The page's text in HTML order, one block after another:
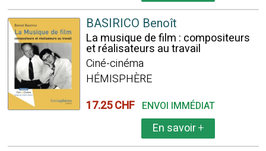
BASIRICO Benoît
La musique de film : compositeurs
et réalisateurs au travail
Ciné-cinéma
HÉMISPHÈRE
17.25 CHF ENVOI IMMÉDIAT
En savoir+